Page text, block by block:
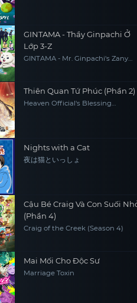
GINTAMA - Thầy Ginpachi Ở
Lớp 3-Z
GINTAMA - Mr. Ginpachi's Zany
Thiên Quan Tứ Phúc (Phần 2)
Heaven Official's Blessing
Nights with a Cat
夜は猫といっしょ
Cậu Bé Craig Và Con Suối
(Phần 4)
Craig of the Creek (Season 4)
Mai Mối Cho Độc Sư
Marriage Toxin